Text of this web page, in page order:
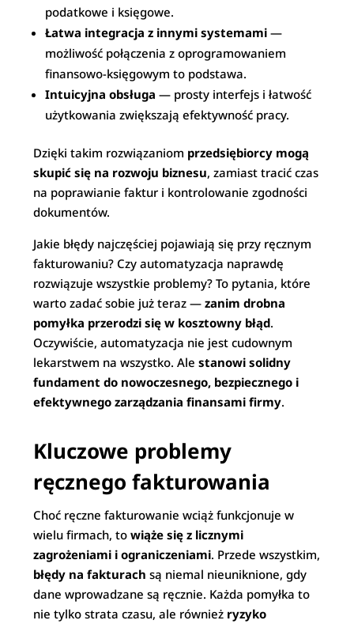
podatkowe i księgowe.
Łatwa integracja z innymi systemami —
możliwość połączenia z oprogramowaniem
finansowo-księgowym to podstawa.
Intuicyjna obsługa — prosty interfejs i łatwość
użytkowania zwiększają efektywność pracy.
Dzięki takim rozwiązaniom przedsiębiorcy mogą
skupić się na rozwoju biznesu, zamiast tracić czas
na poprawianie faktur i kontrolowanie zgodności
dokumentów.
Jakie błędy najczęściej pojawiają się przy ręcznym
fakturowaniu? Czy automatyzacja naprawdę
rozwiązuje wszystkie problemy? To pytania, które
warto zadać sobie już teraz —zanim drobna
pomyłka przerodzi się w kosztowny błąd.
Oczywiście, automatyzacja nie jest cudownym
lekarstwem na wszystko. Alestanowi solidny
fundament do nowoczesnego, bezpiecznego i
efektywnego zarządzania finansami firmy.
Kluczowe problemy
ręcznego fakturowania
Choć ręczne fakturowanie wciąż funkcjonuje w
wielu firmach, towiąże się z licznymi
zagrożeniami i ograniczeniami. Przede wszystkim,
błędy na fakturach są niemal nieuniknione, gdy
dane wprowadzane są ręcznie. Każda pomyłka to
nie tylko strata czasu, ale również ryzyko